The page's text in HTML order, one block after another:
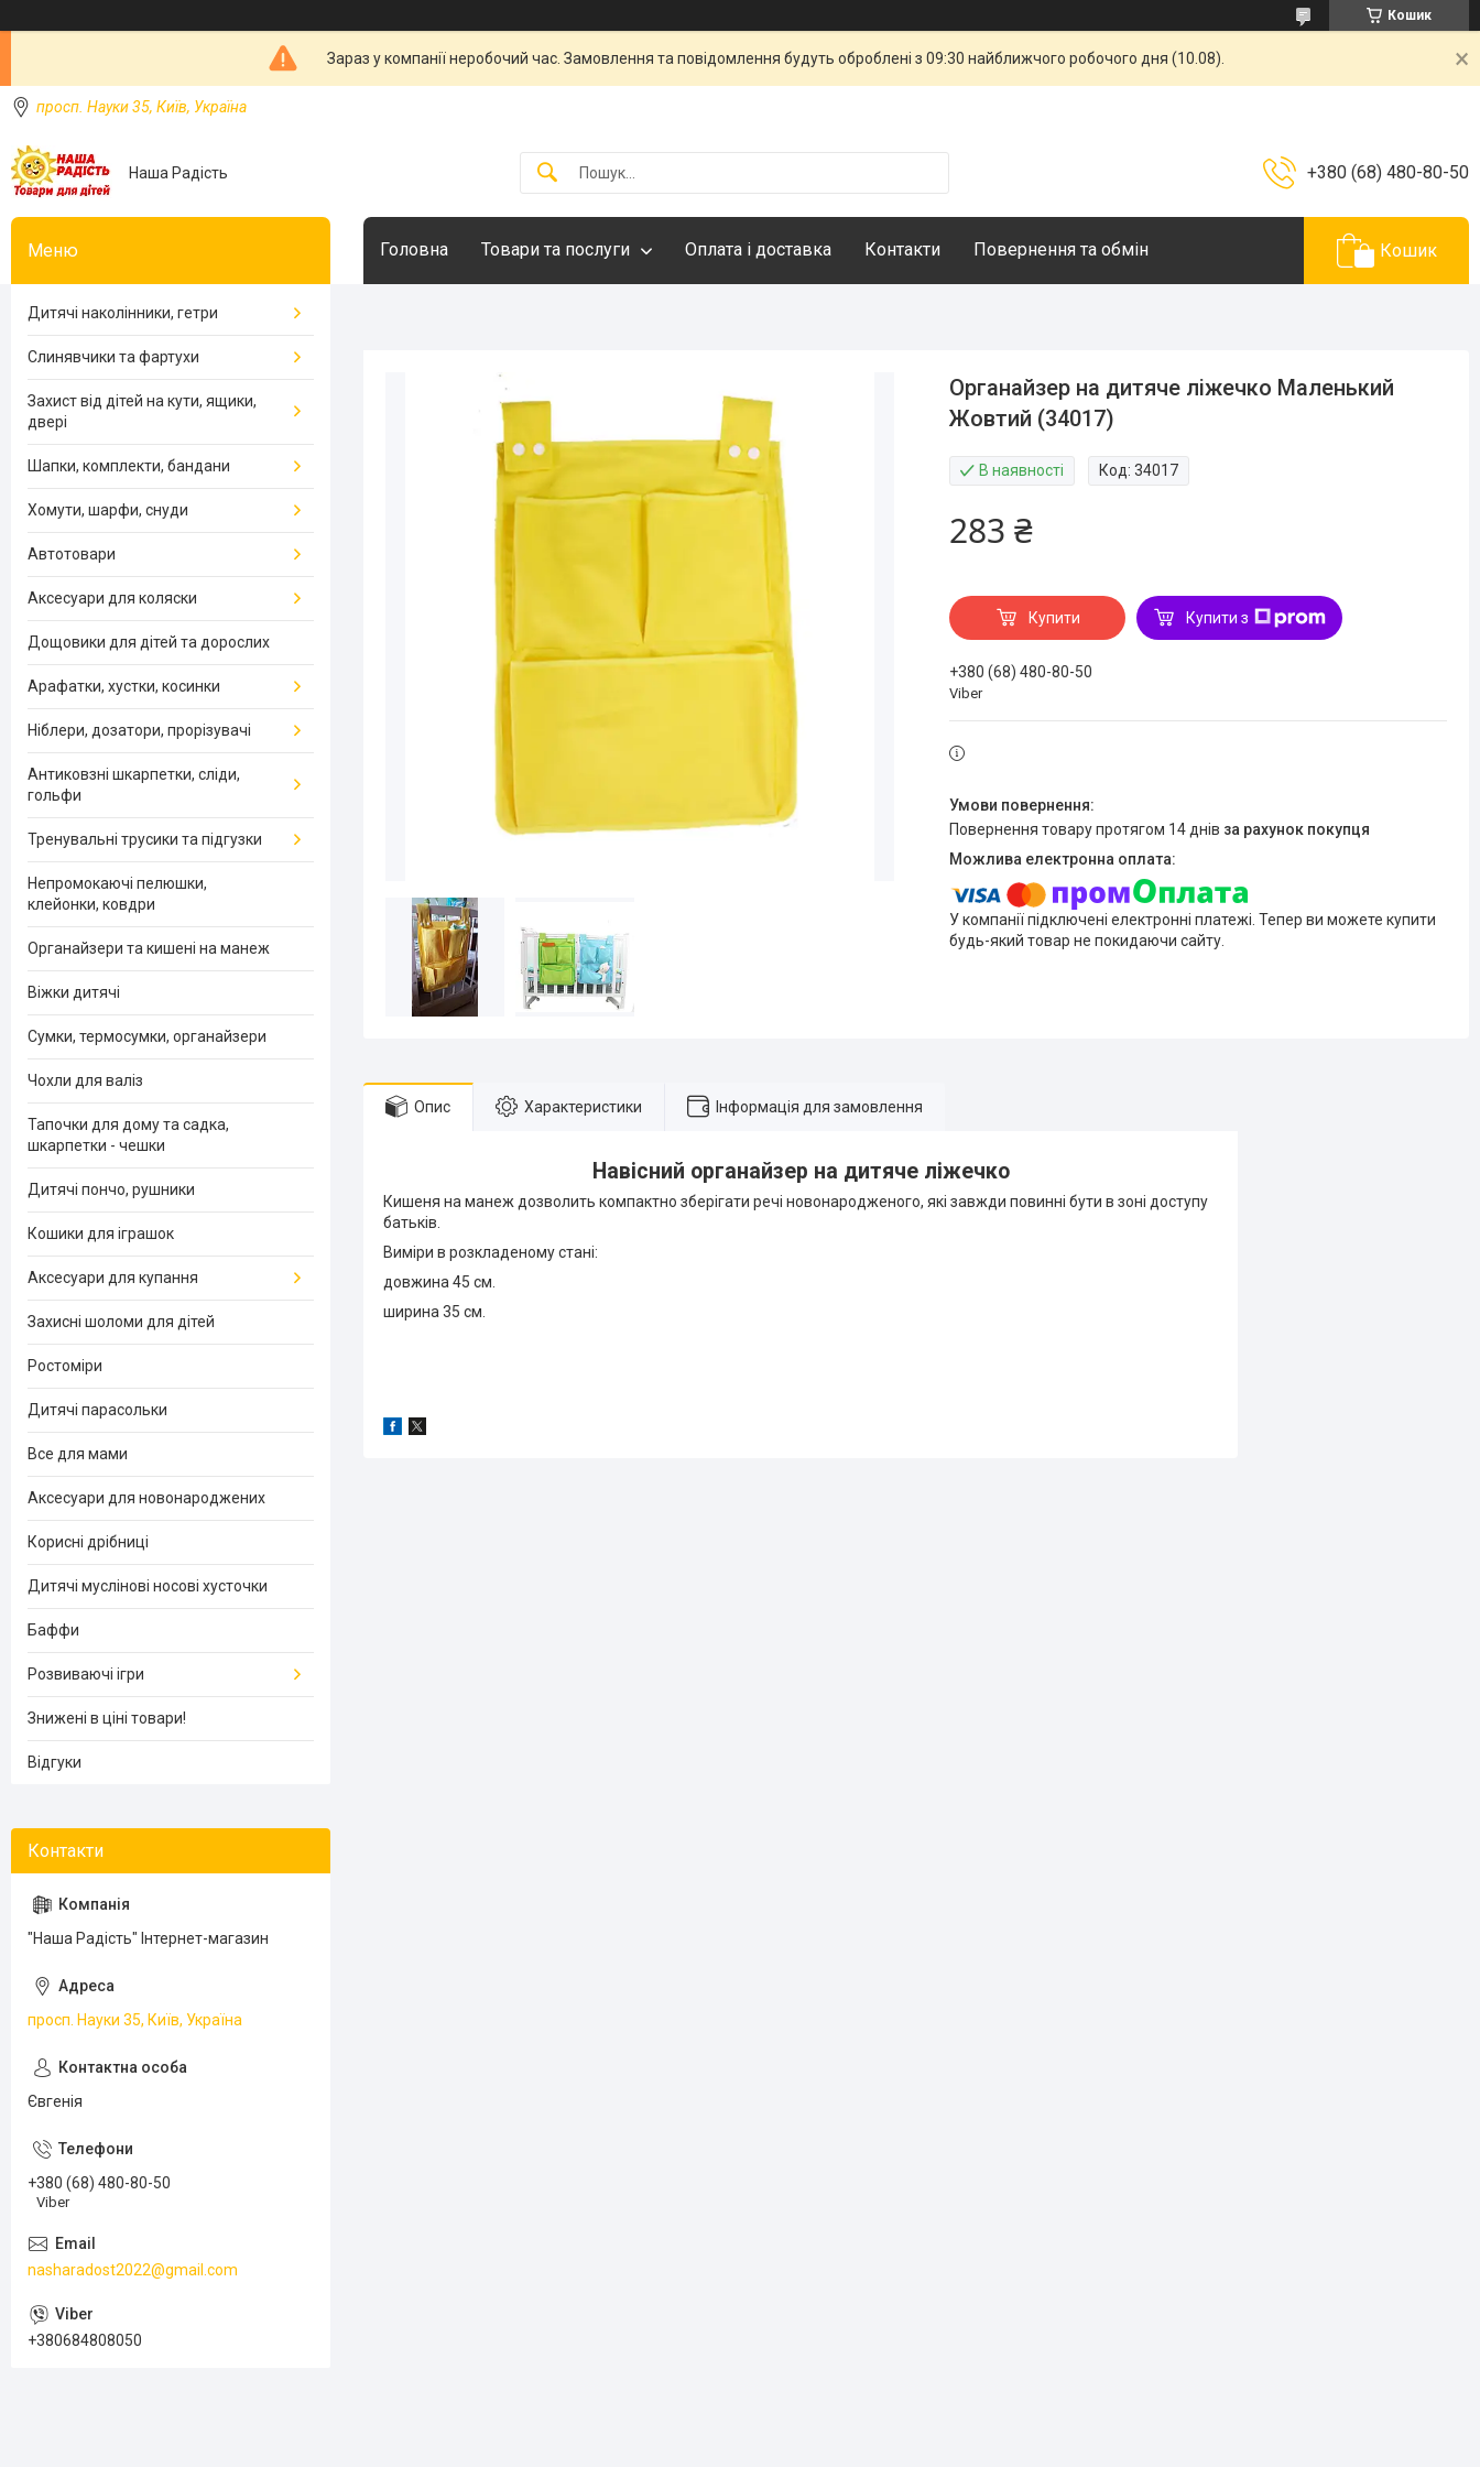
Кошик
Зараз у компанії неробочий час. Замовлення та повідомлення будуть оброблені з 09:30 найближчого робочого дня (10.08).
просп. Науки 35, Київ, Україна
Наша Радість +380 (68) 480-80-50
Головна Товари та послуги Оплата і доставка Контакти Повернення та обмін Кошик
Органайзер на дитяче ліжечко Маленький
Жовтий (34017)
В наявності Код:34017
283 ₴
Купити Купити з
+380 (68) 480-80-50
Viber
повернення товару протягом 14 днів за рахунок покупця
У компанії підключені електронні платежі. Тепер ви можете купити
будь-який товар не покидаючи сайту.
Опис Характеристики Інформація для замовлення
Навісний органайзер на дитяче ліжечко
Кишеня на манеж дозволить компактно зберігати речі новонародженого, які завжди повинні бути в зоні доступу
батьків.
Виміри в розкладеному стані:
довжина 45 см.
ширина 35 см.
Дитячі наколінники, гетри
Слинявчики та фартухи
Захист від дітей на кути, ящики,
двері
Шапки, комплекти, бандани
Хомути, шарфи, снуди
Автотовари
Аксесуари для коляски
Дощовики для дітей та дорослих
Арафатки, хустки, косинки
Ніблери, дозатори, прорізувачі
Антиковзні шкарпетки, сліди,
гольфи
Тренувальні трусики та підгузки
Непромокаючі пелюшки,
клейонки, ковдри
Органайзери та кишені на манеж
Віжки дитячі
Сумки, термосумки, органайзери
Чохли для валіз
Тапочки для дому та садка,
шкарпетки - чешки
Дитячі пончо, рушники
Кошики для іграшок
Аксесуари для купання
Захисні шоломи для дітей
Ростоміри
Дитячі парасольки
Все для мами
Аксесуари для новонароджених
Корисні дрібниці
Дитячі муслінові носові хусточки
Баффи
Розвиваючі ігри
Знижені в ціні товари!
Відгуки
"Наша Радість" Інтернет-магазин
просп. Науки 35, Київ, Україна
Євгенія
+380 (68) 480-80-50
Viber
nasharadost2022@gmail.com
+380684808050